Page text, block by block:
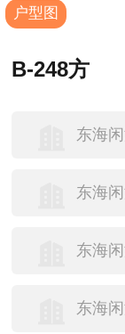
户型图
B-248方
东海
东海
东海
东海